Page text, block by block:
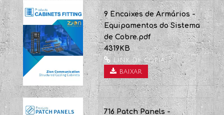
.pdf
2380KB
Link de cópia
baixar
9 Encaixes de Armários -
Equipamentos do Sistema
de Cobre.pdf